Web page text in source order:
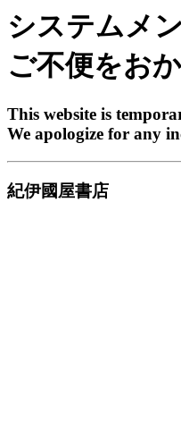
システムメ
ご不便をお
This website is
We apologize for any
紀伊國屋書店